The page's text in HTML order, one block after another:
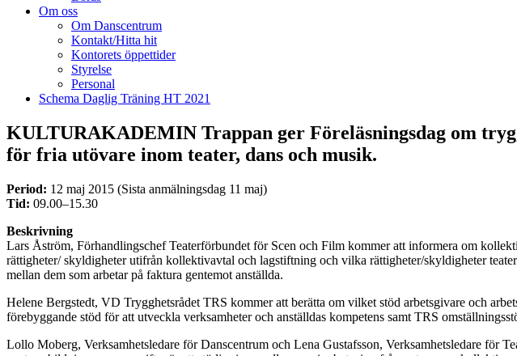
Om oss
Om Danscentrum
Kontakt/Hitta hit
Kontorets öppettider
Styrelse
Personal
Schema Daglig Träning HT 2021
KULTURAKADEMIN Trappan ger Föreläsningsdag om
för fria utövare inom teater, dans och musik.
Period: 12 maj 2015 (Sista anmälningsdag 11 maj)
Tid: 09.00–15.30
Beskrivning
Lars Åström, Förhandlingschef Teaterförbundet för Scen och Film kommer att informera om
rättigheter/ skyldigheter utifrån kollektivavtal och lagstiftning och vilka rättigheter/skyldigheter
mellan dem som arbetar på faktura gentemot anställda.
Helene Bergstedt, VD Trygghetsrådet TRS kommer att berätta om vilket stöd arbetsgivare och
förebyggande stöd för att utveckla verksamheter och anställdas kompetens samt TRS
Lollo Moberg, Verksamhetsledare för Danscentrum och Lena Gustafsson, Verksamhetsledare för